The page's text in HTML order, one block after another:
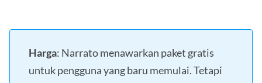
Harga: Narrato menawarkan paket gratis
untuk pengguna yang baru memulai. Tetapi